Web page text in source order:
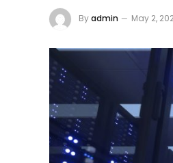
Byadmin May 2,